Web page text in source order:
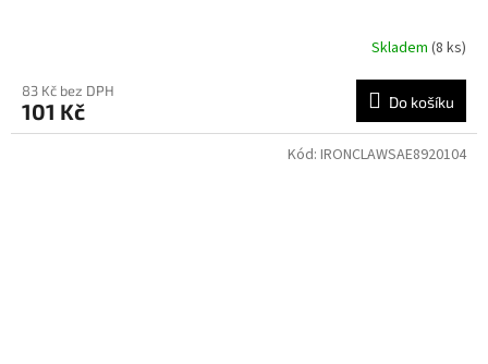
Skladem (8 ks)
83 Kč bez DPH
101 Kč Do košíku
Kód: IRONCLAWSAE8920104